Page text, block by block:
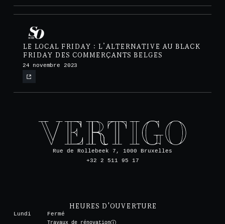
LE LOCAL FRIDAY : L’ALTERNATIVE AU BLACK
FRIDAY DES COMMERÇANTS BELGES
24 novembre 2023
Rue de Rollebeek 7, 1000 Bruxelles
+32 2 511 95 17
HEURES D'OUVERTURE
Lundi
Fermé
Travaux de rénovation